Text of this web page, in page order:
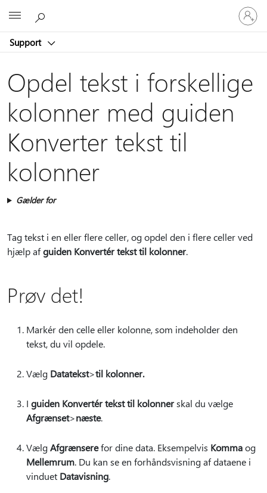
Support
Log
på
din
Opdel tekst i forskellige
kolonner med guiden
Konverter tekst til
kolonner
Gælder for
Tag tekst i en eller flere celler, og opdel den i flere celler ved
hjælp afguiden Konvertér tekst til kolonner.
Prøv det!
Markér den celle eller kolonne, som indeholder den
tekst, du vil opdele.
Vælg Datatekst>til kolonner.
I guiden Konvertér tekst til kolonnerskal du vælge
Afgrænset>næste.
VælgAfgrænserefor dine data. Eksempelvis Kommaog
Mellemrum. Du kan se en forhåndsvisning af dataene i
vinduet Datavisning.